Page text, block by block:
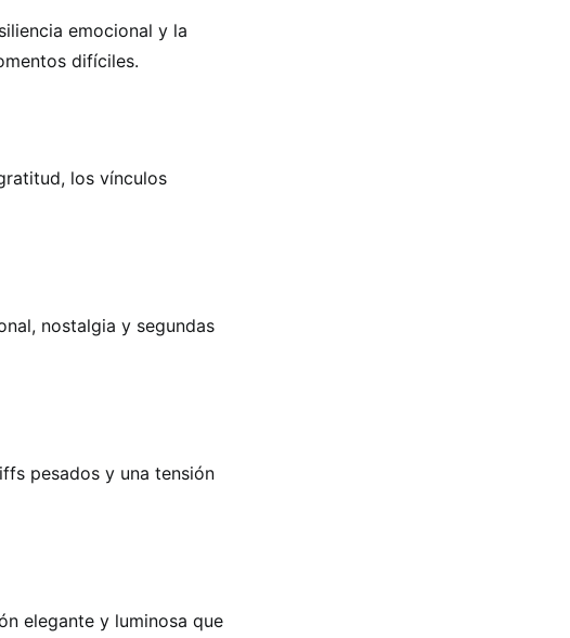
emocional y la
difíciles.
los vínculos
nostalgia y segundas
pesados y una tensión
elegante y luminosa que